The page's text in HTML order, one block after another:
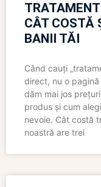
CÂT COSTĂ
BANII TĂI
Când cauți
direct, nu o
dăm mai jos
produs și cum
nevoie. Cât costă
noastră are trei